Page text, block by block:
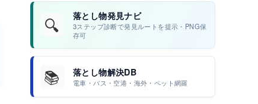
🔍 落とし物発見ナビ
3ステップ診断で発見ルートを提示・PNG保
存可
📚 落とし物解決DB
電車・バス・空港・海外・ペット網羅